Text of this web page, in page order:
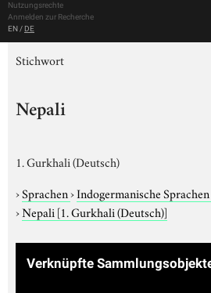
Nutzungsrechte
Anmelden zur Recherche
EN / DE
Stichwort
Nepali
1. Gurkhali (Deutsch)
›Sprachen›Indogermanische Sprachen
›Nepali [1. Gurkhali (Deutsch)]
Verknüpfte